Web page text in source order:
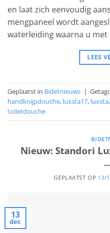
en laat zich eenvoudig
mengpaneel wordt
waterleiding waarna u
LEES
Geplaatst in Bidetnieuws |
handknijpdouche, luxsta17,
toiletdouche
Nieuw: Standori
GEPLAATST OP 13/
13
dec